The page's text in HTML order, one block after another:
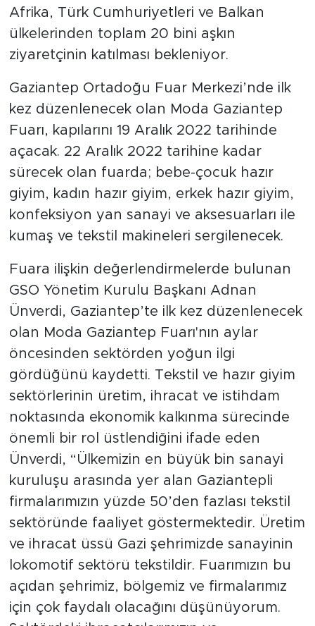
Afrika, Türk Cumhuriyetleri ve Balkan
ülkelerinden toplam 20 bini aşkın
ziyaretçinin katılması bekleniyor.
Gaziantep Ortadoğu Fuar Merkezi’nde ilk
kez düzenlenecek olan Moda Gaziantep
Fuarı, kapılarını 19 Aralık 2022 tarihinde
açacak. 22 Aralık 2022 tarihine kadar
sürecek olan fuarda; bebe-çocuk hazır
giyim, kadın hazır giyim, erkek hazır giyim,
konfeksiyon yan sanayi ve aksesuarları ile
kumaş ve tekstil makineleri sergilenecek.
Fuara ilişkin değerlendirmelerde bulunan
GSO Yönetim Kurulu Başkanı Adnan
Ünverdi, Gaziantep’te ilk kez düzenlenecek
olan Moda Gaziantep Fuarı'nın aylar
öncesinden sektörden yoğun ilgi
gördüğünü kaydetti. Tekstil ve hazır giyim
sektörlerinin üretim, ihracat ve istihdam
noktasında ekonomik kalkınma sürecinde
önemli bir rol üstlendiğini ifade eden
Ünverdi, “Ülkemizin en büyük bin sanayi
kuruluşu arasında yer alan Gaziantepli
firmalarımızın yüzde 50’den fazlası tekstil
sektöründe faaliyet göstermektedir. Üretim
ve ihracat üssü Gazi şehrimizde sanayinin
lokomotif sektörü tekstildir. Fuarımızın bu
açıdan şehrimiz, bölgemiz ve firmalarımız
için çok faydalı olacağını düşünüyorum.